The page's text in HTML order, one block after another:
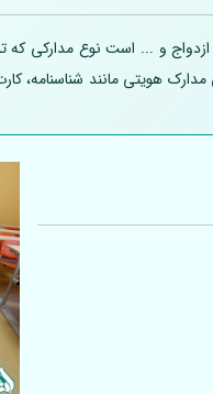
و ... است نوع مدارکی که
هویتی مانند